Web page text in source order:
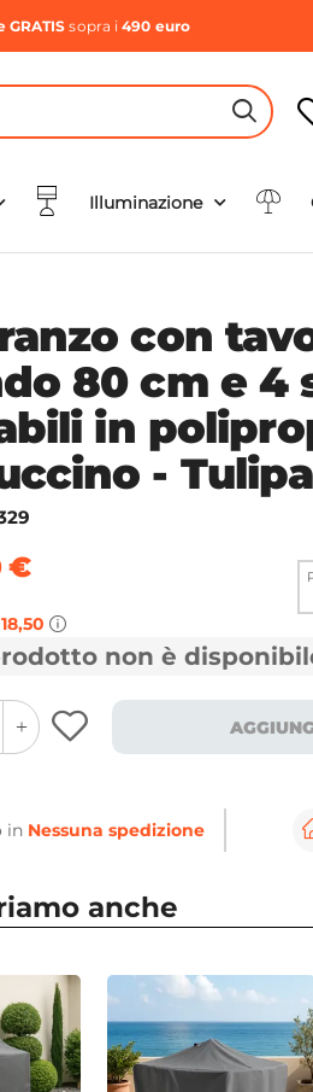
GRATIS sopra i490 euro
Illuminazione
Clicca per ingrandire
con
80 cm e 4
in
-
€
non è
quantity
minus
button
in Nessuna spedizione
anche